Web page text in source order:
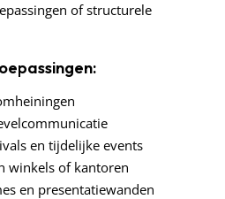
of structurele
en tijdelijke events
winkels of kantoren
en presentatiewanden